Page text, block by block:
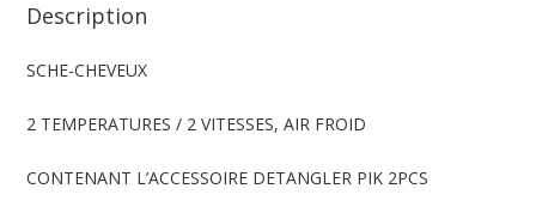
Description
SCHE-CHEVEUX
2 TEMPERATURES / 2 VITESSES, AIR FROID
CONTENANT L’ACCESSOIRE DETANGLER PIK 2PCS